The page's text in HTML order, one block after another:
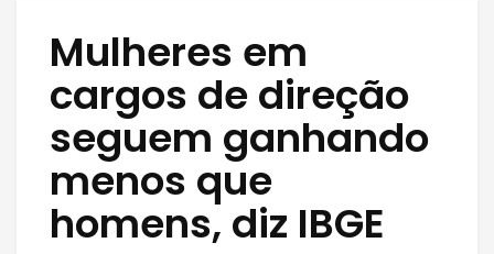
Mulheres em
cargos de direção
seguem ganhando
menos que
homens, diz IBGE